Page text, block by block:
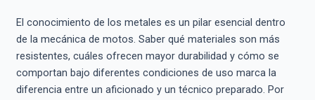
El conocimiento de los metales es un pilar esencial dentro
de la mecánica de motos. Saber qué materiales son más
resistentes, cuáles ofrecen mayor durabilidad y cómo se
comportan bajo diferentes condiciones de uso marca la
diferencia entre un aficionado y un técnico preparado. Por